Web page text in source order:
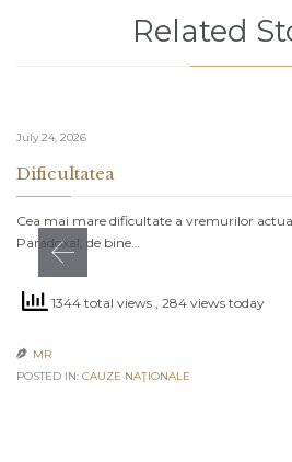
Related
July 24, 2026
Dificultatea
Cea mai mare dificultate a vremurilor
Paradoxal, de bine…
1344 total views , 284 views today
 MR
POSTED IN: CAUZE NAŢIONALE